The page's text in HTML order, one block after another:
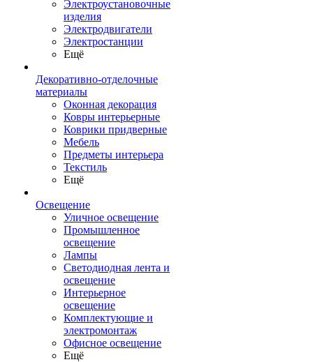
Электроустановочные
изделия
Электродвигатели
Электростанции
Ещё
Декоративно-отделочные
материалы
Оконная декорация
Ковры интерьерные
Коврики придверные
Мебель
Предметы интерьера
Текстиль
Ещё
Освещение
Уличное освещение
Промышленное
освещение
Лампы
Светодиодная лента и
освещение
Интерьерное
освещение
Комплектующие и
электромонтаж
Офисное освещение
Ещё